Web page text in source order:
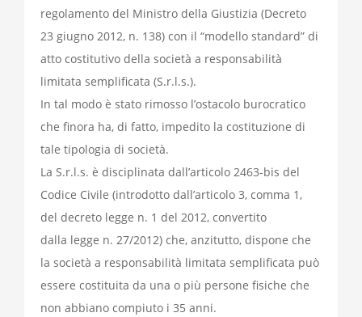
regolamento del Ministro della Giustizia (Decreto
23 giugno 2012, n. 138) con il “modello standard” di
atto costitutivo della società a responsabilità
limitata semplificata (S.r.l.s.).
In tal modo è stato rimosso l’ostacolo burocratico
che finora ha, di fatto, impedito la costituzione di
tale tipologia di società.
La S.r.l.s. è disciplinata dall’articolo 2463-bis del
Codice Civile (introdotto dall’articolo 3, comma 1,
del decreto legge n. 1 del 2012, convertito
dalla legge n. 27/2012) che, anzitutto, dispone che
la società a responsabilità limitata semplificata può
essere costituita da una o più persone fisiche che
non abbiano compiuto i 35 anni.